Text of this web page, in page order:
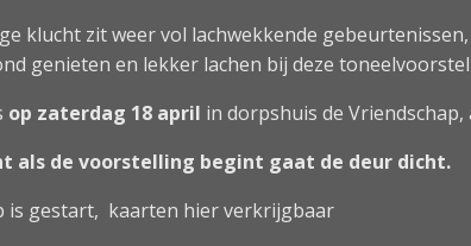
klucht zit weer vol lachwekkende
genieten en lekker lachen bij deze
op zaterdag 18 april in dorpshuis de Vriendschap,
als de voorstelling begint gaat de deur dicht.
is gestart, kaarten hier verkrijgbaar